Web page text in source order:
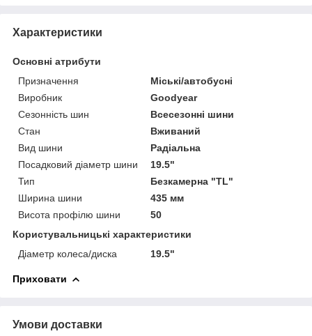
Характеристики
Основні атрибути
Призначення
Міські/автобусні
Виробник
Goodyear
Сезонність шин
Всесезонні шини
Стан
Вживаний
Вид шини
Радіальна
Посадковий діаметр шини
19.5"
Тип
Безкамерна "TL"
Ширина шини
435 мм
Висота профілю шини
50
Користувальницькі характеристики
Діаметр колеса/диска
19.5"
Приховати
Умови доставки